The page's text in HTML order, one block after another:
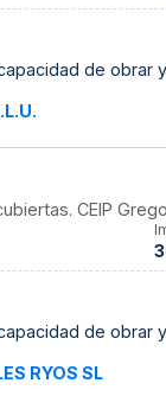
de obrar
CEIP
de obrar
RYOS SL